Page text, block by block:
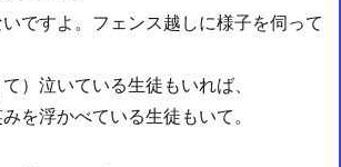
いですよ。フェンス越しに様子を伺って
）泣いている生徒もいれば、
を浮かべている生徒もいて。